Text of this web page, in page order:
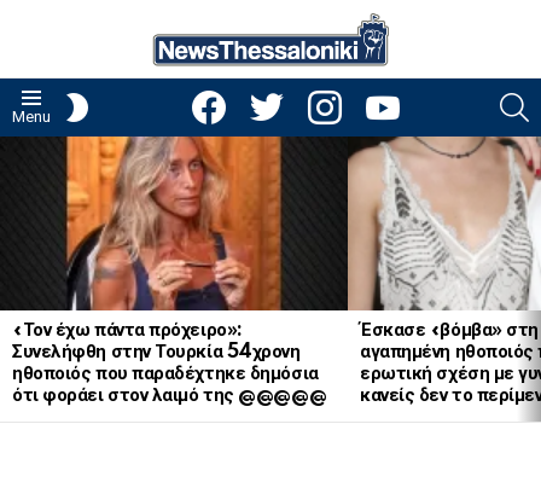
Menu
facebooktwitter instagramyoutube
«Τον έχω πάντα πρόχειρο»:
Συνελήφθη στην Τουρκία 54χρονη
ηθοποιός που παραδέχτηκε δημόσια
ότι φοράει στον λαιμό της @@@@@
Έσκασε «βόμβα»
αγαπημένη
ερωτική σχέση με
κανείς δεν το